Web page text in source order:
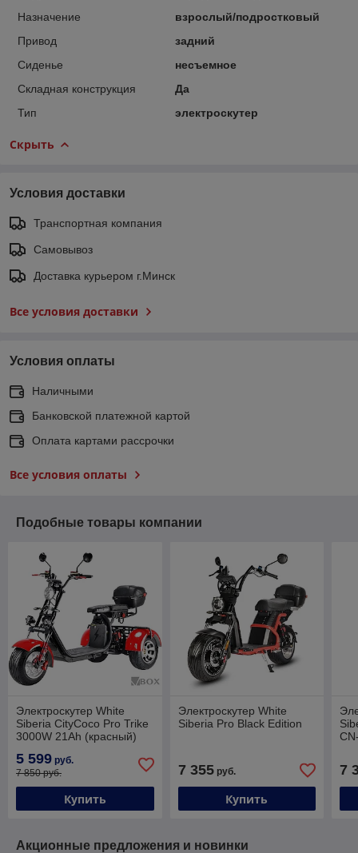
Назначение
взрослый/подростковый
Привод
задний
Сиденье
несъемное
Складная конструкция
Да
Тип
электроскутер
Скрыть
Условия доставки
Транспортная компания
Самовывоз
Доставка курьером г.Минск
Все условия доставки
Условия оплаты
Наличными
Банковской платежной картой
Оплата картами рассрочки
Все условия оплаты
Подобные товары компании
Электроскутер White
Siberia CityCoco Pro Trike
3000W 21Ah (красный)
5 599 руб.
7 850 руб.
Купить
Электроскутер White
Siberia Pro Black Edition
7 355руб.
Купить
7
Акционные предложения и новинки